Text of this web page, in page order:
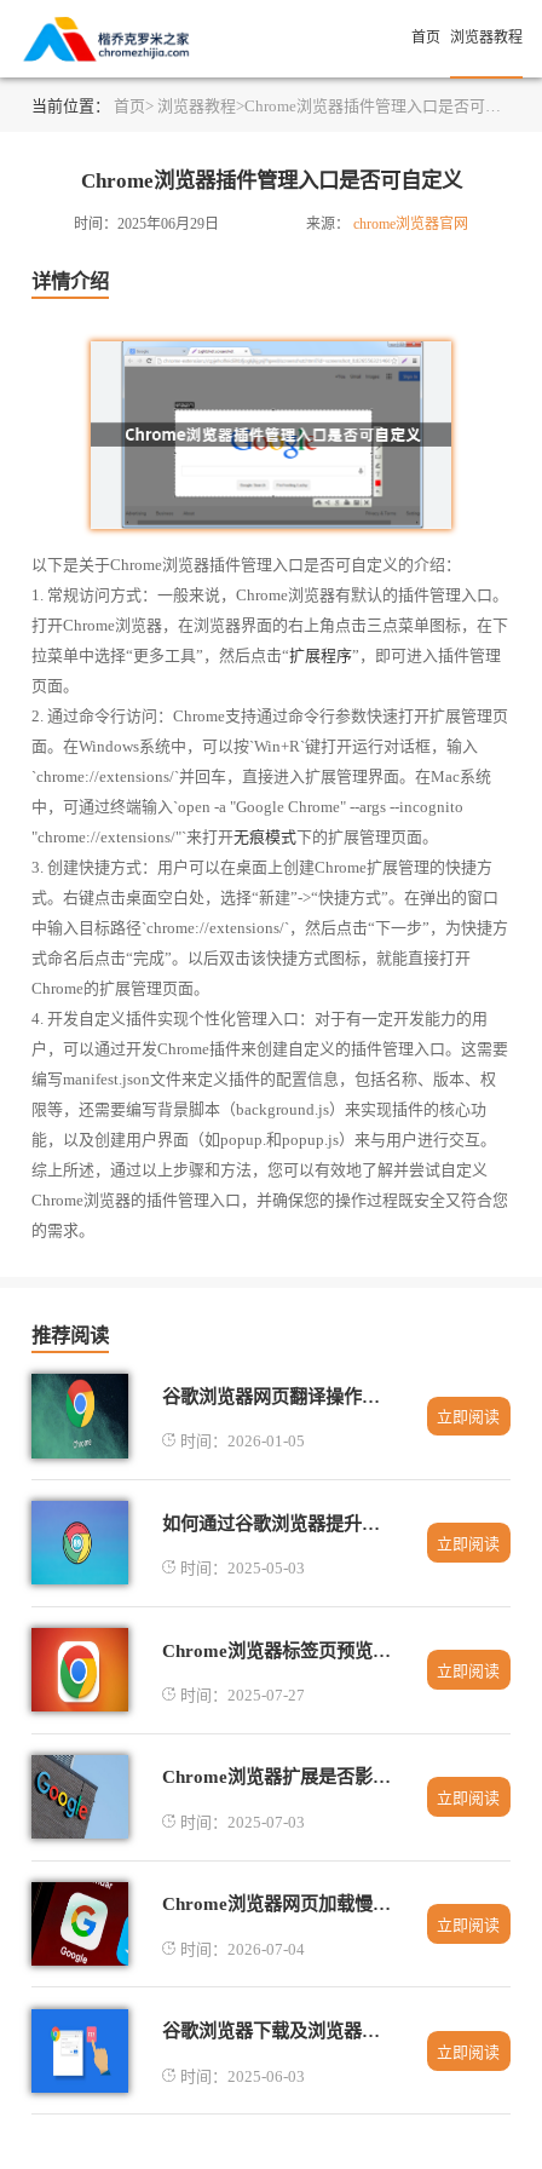
首页 浏览器教程
当前位置： 首页> 浏览器教程>Chrome浏览器插件管理入口是否可自定义
Chrome浏览器插件管理入口是否可自定义
时间：2025年06月29日 来源： chrome浏览器官网
详情介绍
以下是关于Chrome浏览器插件管理入口是否可自定义的介绍：
1. 常规访问方式：一般来说，Chrome浏览器有默认的插件管理入口。
打开Chrome浏览器，在浏览器界面的右上角点击三点菜单图标，在下
拉菜单中选择“更多工具”，然后点击“扩展程序”，即可进入插件管理
页面。
2. 通过命令行访问：Chrome支持通过命令行参数快速打开扩展管理页
面。在Windows系统中，可以按`Win+R`键打开运行对话框，输入
`chrome://extensions/`并回车，直接进入扩展管理界面。在Mac系统
中，可通过终端输入`open -a "Google Chrome" --args --incognito
"chrome://extensions/"`来打开无痕模式下的扩展管理页面。
3. 创建快捷方式：用户可以在桌面上创建Chrome扩展管理的快捷方
式。右键点击桌面空白处，选择“新建”->“快捷方式”。在弹出的窗口
中输入目标路径`chrome://extensions/`，然后点击“下一步”，为快捷方
式命名后点击“完成”。以后双击该快捷方式图标，就能直接打开
Chrome的扩展管理页面。
4. 开发自定义插件实现个性化管理入口：对于有一定开发能力的用
户，可以通过开发Chrome插件来创建自定义的插件管理入口。这需要
编写manifest.json文件来定义插件的配置信息，包括名称、版本、权
限等，还需要编写背景脚本（background.js）来实现插件的核心功
能，以及创建用户界面（如popup.和popup.js）来与用户进行交互。
综上所述，通过以上步骤和方法，您可以有效地了解并尝试自定义
Chrome浏览器的插件管理入口，并确保您的操作过程既安全又符合您
的需求。
推荐阅读
谷歌浏览器网页翻译操作技巧与方法教程
时间：2026-01-05
立即阅读
如何通过谷歌浏览器提升网页兼容性
时间：2025-05-03
立即阅读
Chrome浏览器标签页预览功能开启关闭教程
时间：2025-07-27
立即阅读
Chrome浏览器扩展是否影响页面加载速度
时间：2025-07-03
立即阅读
Chrome浏览器网页加载慢优化操作经验与实操
时间：2026-07-04
立即阅读
谷歌浏览器下载及浏览器下载历史记录管理技巧
时间：2025-06-03
立即阅读